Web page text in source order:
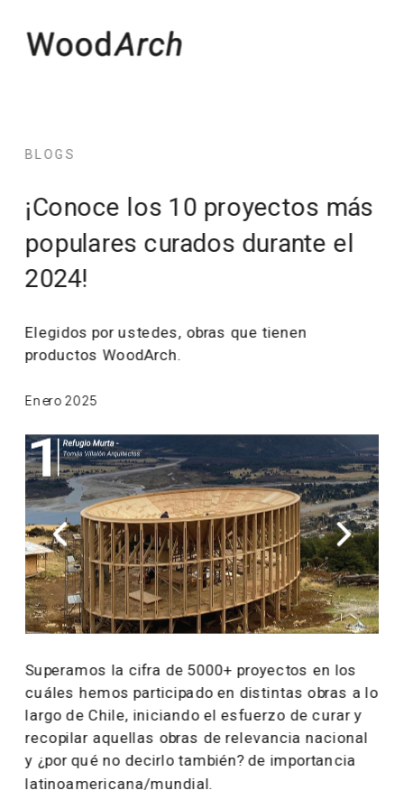
BLOGS
¡Conoce los 10 proyectos más
populares curados durante el
2024!
Elegidos por ustedes, obras que tienen
productos WoodArch.
Enero 2025
Superamos la cifra de 5000+ proyectos en los
cuáles hemos participado en distintas obras a lo
largo de Chile, iniciando el esfuerzo de curar y
recopilar aquellas obras de relevancia nacional
y ¿por qué no decirlo también? de importancia
latinoamericana/mundial.